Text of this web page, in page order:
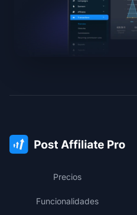
Precios
Funcionalidades